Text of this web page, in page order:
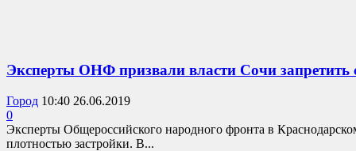
Эксперты ОНФ призвали власти Сочи запретить
Город 10:40 26.06.2019
0
Эксперты Общероссийского народного фронта в
плотностью застройки. В...